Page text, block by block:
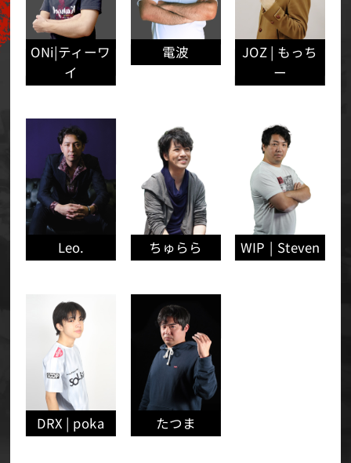
ONi|ティーワ
イ
電波 JOZ | もっち
ー
Leo. ちゅらら WIP ￨ Steven
DRX | poka たつま